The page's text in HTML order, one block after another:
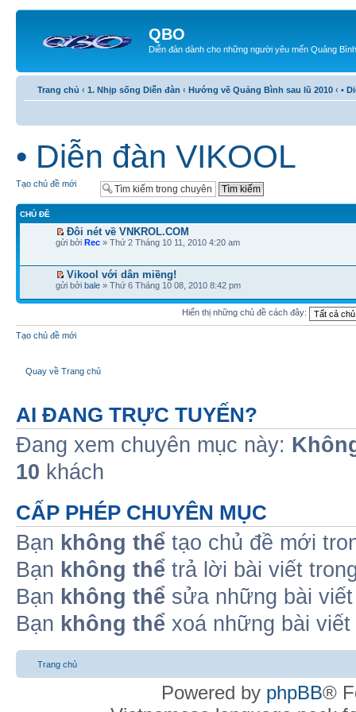
QBO
Diễn đàn dành cho những người yêu mến Quảng Bình
Trang chủ ‹ 1. Nhịp sống Diễn đàn ‹ Hướng về Quảng Bình sau lũ 2010 ‹ •
• Diễn đàn VIKOOL
Tạo chủ đề mới
CHỦ ĐỀ
Đôi nét về VNKROL.COM
gửi bởi Rec » Thứ 2 Tháng 10 11, 2010 4:20 am
Vikool với dân miềng!
gửi bởi bale » Thứ 6 Tháng 10 08, 2010 8:42 pm
Hiển thị những chủ đề cách đây:
Tạo chủ đề mới
Quay về Trang chủ
AI ĐANG TRỰC TUYẾN?
Đang xem chuyên mục này:
10 khách
CẤP PHÉP CHUYÊN MỤC
Bạn không thể tạo chủ đề mới
Bạn không thể trả lời bài viết
Bạn không thể sửa những bài
Bạn không thể xoá những bài
Trang chủ
Powered by phpBB®